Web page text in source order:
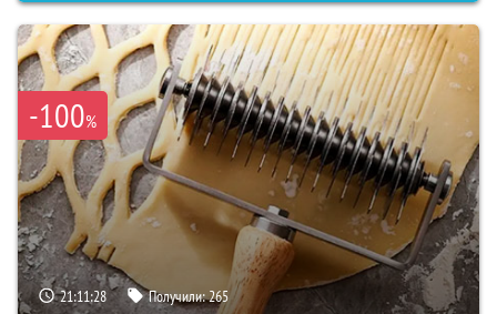
-100%
21:11:28 Получили:265